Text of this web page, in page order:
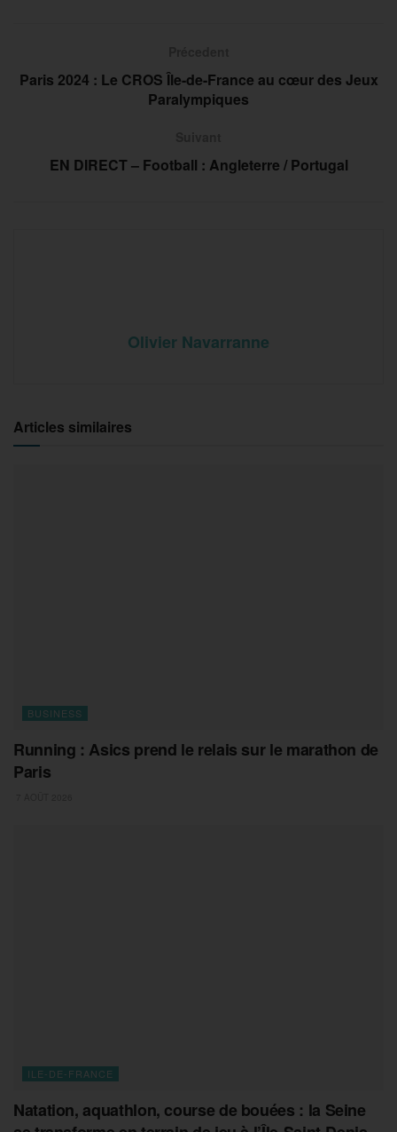
Paris 2024 : Le CROS Île-de-France au cœur des Jeux
Paralympiques
EN DIRECT – Football : Angleterre / Portugal
Olivier Navarranne
Articles similaires
BUSINESS
Running : Asics prend le relais sur le marathon de
Paris
ILE-DE-FRANCE
Natation, aquathlon, course de bouées : la Seine